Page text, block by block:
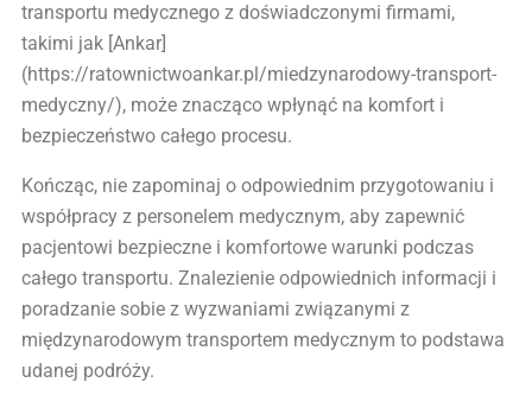
transportu medycznego z doświadczonymi firmami,
takimi jak [Ankar]
(https://ratownictwoankar.pl/miedzynarodowy-transport-
medyczny/), może znacząco wpłynąć na komfort i
bezpieczeństwo całego procesu.
Kończąc, nie zapominaj o odpowiednim przygotowaniu i
współpracy z personelem medycznym, aby zapewnić
pacjentowi bezpieczne i komfortowe warunki podczas
całego transportu. Znalezienie odpowiednich informacji i
poradzanie sobie z wyzwaniami związanymi z
międzynarodowym transportem medycznym to podstawa
udanej podróży.